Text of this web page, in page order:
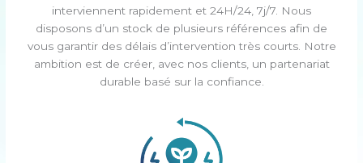
interviennent rapidement et 24H/24, 7j/7. Nous
disposons d’un stock de plusieurs références afin de
vous garantir des délais d’intervention très courts. Notre
ambition est de créer, avec nos clients, un partenariat
durable basé sur la confiance.